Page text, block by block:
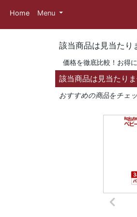
Home Menu
該当商品は見当たり
価格を徹底比較！お得
該当商品は見当たり
おすすめの商品をチェ